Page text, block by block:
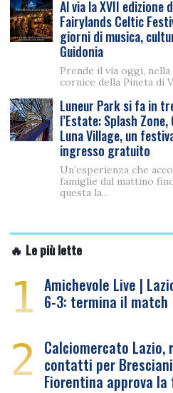
Al via la XVII edizione
Fairylands Celtic
giorni di musica,
Guidonia
Prende il via oggi,
cornice della Pineta di
Luneur Park si fa in
l’Estate: Splash
Luna Village, un
ingresso gratuito
Un’esperienza che
famiglie dal mattino
questa la...
🔥 Le più lette
1 Amichevole Live |
6-3: termina il match
2 Calciomercato Lazio,
contatti per
Fiorentina approva